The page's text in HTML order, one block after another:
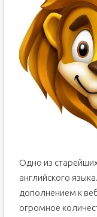
Одно из
английского
дополнением к
огромное